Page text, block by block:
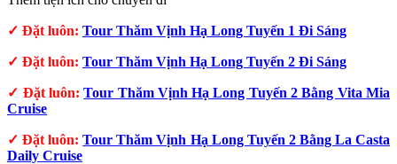
✓ Đặt luôn: Tour Thăm Vịnh Hạ Long Tuyến 1 Đi Sáng
✓ Đặt luôn: Tour Thăm Vịnh Hạ Long Tuyến 2 Đi Sáng
✓ Đặt luôn: Tour Thăm Vịnh Hạ Long Tuyến 2 Bằng Vita Mia
Cruise
✓ Đặt luôn: Tour Thăm Vịnh Hạ Long Tuyến 2 Bằng La Casta
Daily Cruise